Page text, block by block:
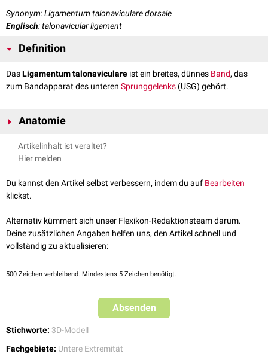
Synonym: Ligamentum talonaviculare dorsale
Englisch: talonavicular ligament
Definition
DasLigamentum talonaviculare ist ein breites, dünnes Band, das
zum Bandapparat des unteren Sprunggelenks (USG) gehört.
Anatomie
Das Ligamentum talonaviculare verbindet das Collum tali des
der Dorsalfläche des
Unterschenkels
bedeckt.
3D-Modell: Bandapparat des Sprunggelenks. Das Ligamentum
Artikelinhalt ist veraltet?
Hier melden
Du kannst den Artikel selbst verbessern, indem du auf Bearbeiten
klickst.
Alternativ kümmert sich unser Flexikon-Redaktionsteam darum.
Deine zusätzlichen Angaben helfen uns, den Artikel schnell und
vollständig zu aktualisieren:
500 Zeichen verbleibend. Mindestens 5 Zeichen benötigt.
Absenden
Stichworte: 3D-Modell
Fachgebiete: Untere Extremität